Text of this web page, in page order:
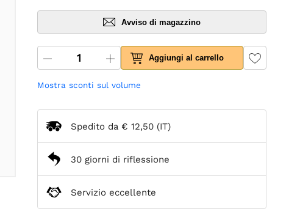
Avviso di magazzino
Aggiungi al carrello
Mostra sconti sul volume
Spedito da € 12,50 (IT)
30 giorni di riflessione
Servizio eccellente